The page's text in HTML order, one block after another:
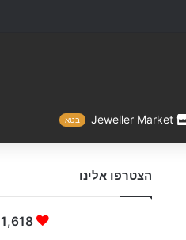
Jeweller Market בטא
הצטרפו אלינו
1,618